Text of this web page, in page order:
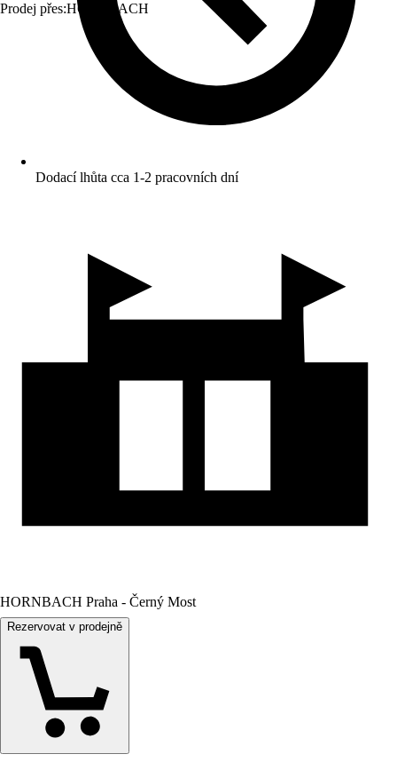
Prodej přes:HORNBACH
Dodací lhůta cca 1-2 pracovních dní
HORNBACH Praha - Černý Most
Rezervovat v prodejně